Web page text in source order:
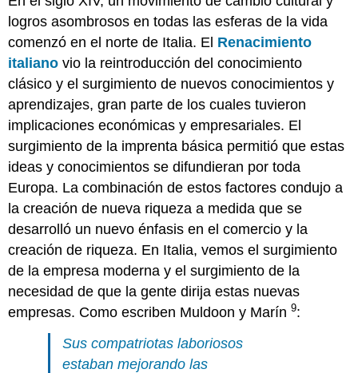
logros asombrosos en todas las esferas de la vida
comenzó en el norte de Italia. El Renacimiento
italiano vio la reintroducción del conocimiento
clásico y el surgimiento de nuevos conocimientos y
aprendizajes, gran parte de los cuales tuvieron
implicaciones económicas y empresariales. El
surgimiento de la imprenta básica permitió que estas
ideas y conocimientos se difundieran por toda
Europa. La combinación de estos factores condujo a
la creación de nueva riqueza a medida que se
desarrolló un nuevo énfasis en el comercio y la
creación de riqueza. En Italia, vemos el surgimiento
de la empresa moderna y el surgimiento de la
necesidad de que la gente dirija estas nuevas
empresas. Como escriben Muldoon y Marín9:
Sus compatriotas laboriosos
estaban mejorando las